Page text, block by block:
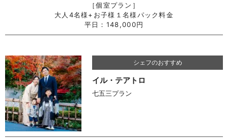
［個室プラン］
大人4名様+お子様１名様パック料金
平日：148,000円
シェフのおすすめ
イル・テアトロ
七五三プラン